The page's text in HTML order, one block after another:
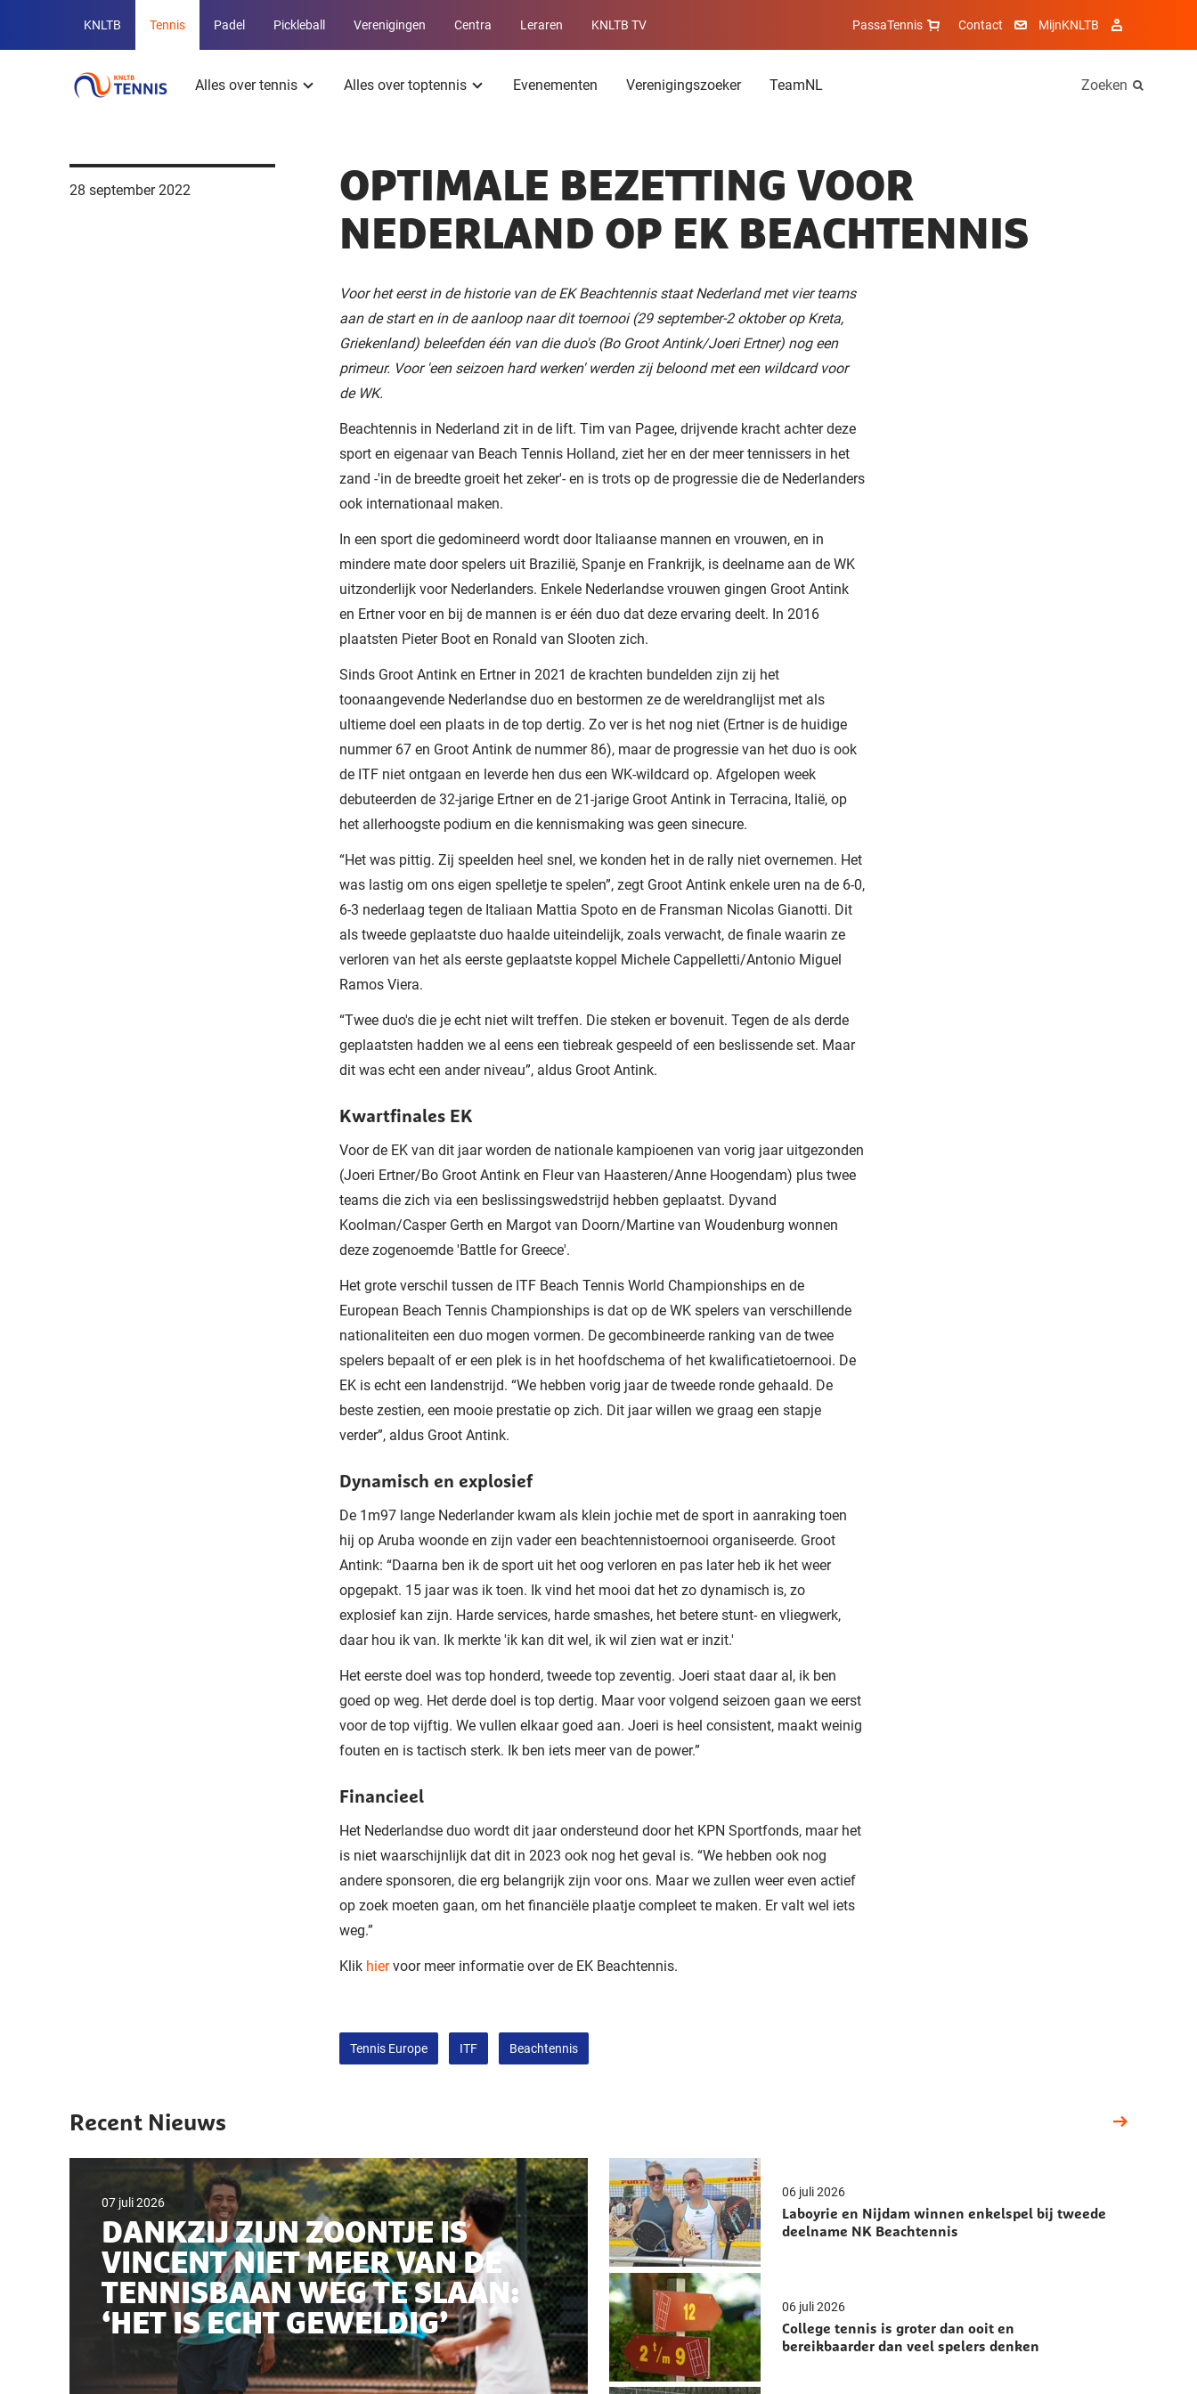
Overige
KNLTB
websites
KNLTB Tennis Padel Pickleball Verenigingen Centra Leraren KNLTB TV PassaTennis Contact MijnKNLTB
Alles over tennis Alles over toptennis Evenementen Verenigingszoeker TeamNL Zoeken
28 september 2022
OPTIMALE BEZETTING VOOR
NEDERLAND OP EK BEACHTENNIS
Voor het eerst in de historie van de EK Beachtennis staat Nederland met vier teams
aan de start en in de aanloop naar dit toernooi (29 september-2 oktober op Kreta,
Griekenland) beleefden één van die duo's (Bo Groot Antink/Joeri Ertner) nog een
primeur. Voor 'een seizoen hard werken' werden zij beloond met een wildcard voor
de WK.
Beachtennis in Nederland zit in de lift. Tim van Pagee, drijvende kracht achter deze
sport en eigenaar van Beach Tennis Holland, ziet her en der meer tennissers in het
zand -'in de breedte groeit het zeker'- en is trots op de progressie die de Nederlanders
ook internationaal maken.
In een sport die gedomineerd wordt door Italiaanse mannen en vrouwen, en in
mindere mate door spelers uit Brazilië, Spanje en Frankrijk, is deelname aan de WK
uitzonderlijk voor Nederlanders. Enkele Nederlandse vrouwen gingen Groot Antink
en Ertner voor en bij de mannen is er één duo dat deze ervaring deelt. In 2016
plaatsten Pieter Boot en Ronald van Slooten zich.
Sinds Groot Antink en Ertner in 2021 de krachten bundelden zijn zij het
toonaangevende Nederlandse duo en bestormen ze de wereldranglijst met als
ultieme doel een plaats in de top dertig. Zo ver is het nog niet (Ertner is de huidige
nummer 67 en Groot Antink de nummer 86), maar de progressie van het duo is ook
de ITF niet ontgaan en leverde hen dus een WK-wildcard op. Afgelopen week
debuteerden de 32-jarige Ertner en de 21-jarige Groot Antink in Terracina, Italië, op
het allerhoogste podium en die kennismaking was geen sinecure.
“Het was pittig. Zij speelden heel snel, we konden het in de rally niet overnemen. Het
was lastig om ons eigen spelletje te spelen”, zegt Groot Antink enkele uren na de 6-0,
6-3 nederlaag tegen de Italiaan Mattia Spoto en de Fransman Nicolas Gianotti. Dit
als tweede geplaatste duo haalde uiteindelijk, zoals verwacht, de finale waarin ze
verloren van het als eerste geplaatste koppel Michele Cappelletti/Antonio Miguel
Ramos Viera.
“Twee duo's die je echt niet wilt treffen. Die steken er bovenuit. Tegen de als derde
geplaatsten hadden we al eens een tiebreak gespeeld of een beslissende set. Maar
dit was echt een ander niveau”, aldus Groot Antink.
Kwartfinales EK
Voor de EK van dit jaar worden de nationale kampioenen van vorig jaar uitgezonden
(Joeri Ertner/Bo Groot Antink en Fleur van Haasteren/Anne Hoogendam) plus twee
teams die zich via een beslissingswedstrijd hebben geplaatst. Dyvand
Koolman/Casper Gerth en Margot van Doorn/Martine van Woudenburg wonnen
deze zogenoemde 'Battle for Greece'.
Het grote verschil tussen de ITF Beach Tennis World Championships en de
European Beach Tennis Championships is dat op de WK spelers van verschillende
nationaliteiten een duo mogen vormen. De gecombineerde ranking van de twee
spelers bepaalt of er een plek is in het hoofdschema of het kwalificatietoernooi. De
EK is echt een landenstrijd. “We hebben vorig jaar de tweede ronde gehaald. De
beste zestien, een mooie prestatie op zich. Dit jaar willen we graag een stapje
verder”, aldus Groot Antink.
Dynamisch en explosief
De 1m97 lange Nederlander kwam als klein jochie met de sport in aanraking toen
hij op Aruba woonde en zijn vader een beachtennistoernooi organiseerde. Groot
Antink: “Daarna ben ik de sport uit het oog verloren en pas later heb ik het weer
opgepakt. 15 jaar was ik toen. Ik vind het mooi dat het zo dynamisch is, zo
explosief kan zijn. Harde services, harde smashes, het betere stunt- en vliegwerk,
daar hou ik van. Ik merkte 'ik kan dit wel, ik wil zien wat er inzit.'
Het eerste doel was top honderd, tweede top zeventig. Joeri staat daar al, ik ben
goed op weg. Het derde doel is top dertig. Maar voor volgend seizoen gaan we eerst
voor de top vijftig. We vullen elkaar goed aan. Joeri is heel consistent, maakt weinig
fouten en is tactisch sterk. Ik ben iets meer van de power.”
Financieel
Het Nederlandse duo wordt dit jaar ondersteund door het KPN Sportfonds, maar het
is niet waarschijnlijk dat dit in 2023 ook nog het geval is. “We hebben ook nog
andere sponsoren, die erg belangrijk zijn voor ons. Maar we zullen weer even actief
op zoek moeten gaan, om het financiële plaatje compleet te maken. Er valt wel iets
weg.”
Klik hiervoor meer informatie over de EK Beachtennis.
Tennis Europe ITF Beachtennis
Recent Nieuws
07 juli 2026
DANKZIJ ZIJN ZOONTJE IS
VINCENT NIET MEER VAN DE
TENNISBAAN WEG TE SLAAN:
‘HET IS ECHT GEWELDIG’
06 juli 2026
Laboyrie en Nijdam winnen enkelspel bij tweede
deelname NK Beachtennis
06 juli 2026
College tennis is groter dan ooit en
bereikbaarder dan veel spelers denken